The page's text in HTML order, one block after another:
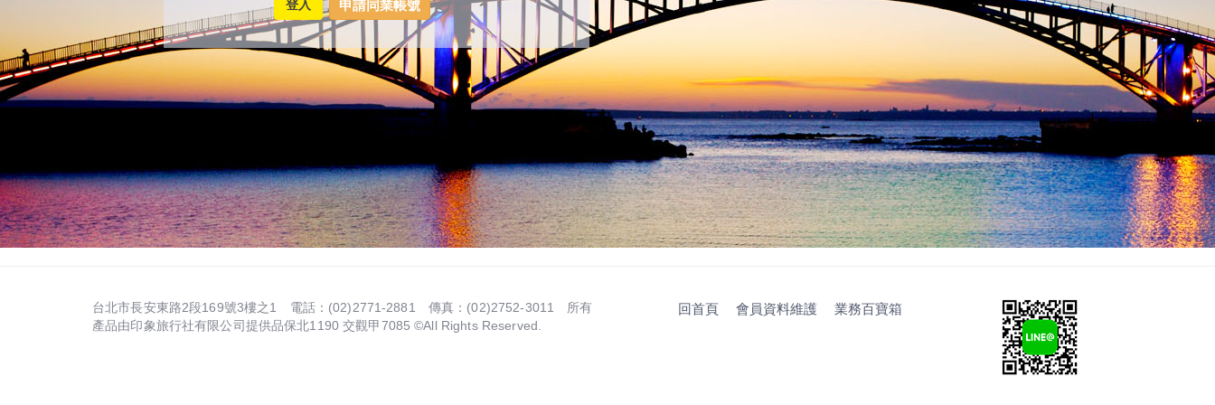
台北市長安東路2段169號3樓之1 電話：(02)2771-2881 傳真：(02)2752-3011 所有
產品由印象旅行社有限公司提供品保北1190 交觀甲7085 ©All Rights Reserved.
回首頁 會員資料維護 業務百寶箱